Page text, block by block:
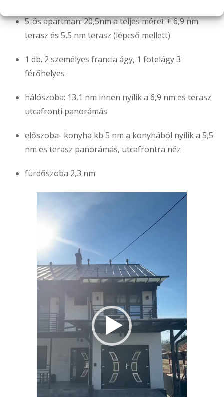
5-ös apartman: 20,5nm a teljes méret + 6,9 nm
terasz és 5,5 nm terasz (lépcső mellett)
1 db. 2 személyes francia ágy, 1 fotelágy 3
férőhelyes
hálószoba: 13,1 nm innen nyílik a 6,9 nm es terasz
utcafronti panorámás
előszoba- konyha kb 5 nm a konyhából nyílik a 5,5
nm es terasz panorámás, utcafrontra néz
fürdőszoba 2,3 nm